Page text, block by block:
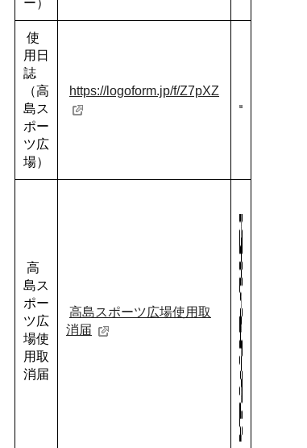
ー）
使
用日
誌
（高
島ス
ポー
ツ広
場）
https://logoform.jp/f/Z7pXZ
高
島ス
ポー
ツ広
場使
用取
消届
高島スポーツ広場使用取
消届